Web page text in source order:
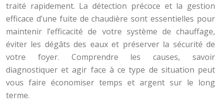
traité rapidement. La détection précoce et la gestion
efficace d’une fuite de chaudière sont essentielles pour
maintenir l’efficacité de votre système de chauffage,
éviter les dégâts des eaux et préserver la sécurité de
votre foyer. Comprendre les causes, savoir
diagnostiquer et agir face à ce type de situation peut
vous faire économiser temps et argent sur le long
terme.